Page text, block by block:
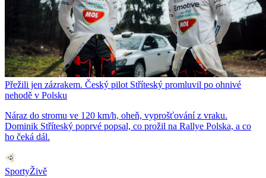
Přežili jen zázrakem. Český pilot Stříteský promluvil po ohnivé
nehodě v Polsku
Náraz do stromu ve 120 km/h, oheň, vyprošťování z vraku.
Dominik Stříteský poprvé popsal, co prožil na Rallye Polska, a co
ho čeká dál.
SportyŽivě